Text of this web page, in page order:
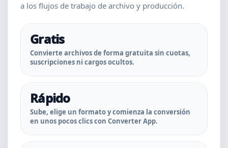
a los flujos de trabajo de archivo y producción.
Gratis
Convierte archivos de forma gratuita sin cuotas,
suscripciones ni cargos ocultos.
Rápido
Sube, elige un formato y comienza la conversión
en unos pocos clics con Converter App.